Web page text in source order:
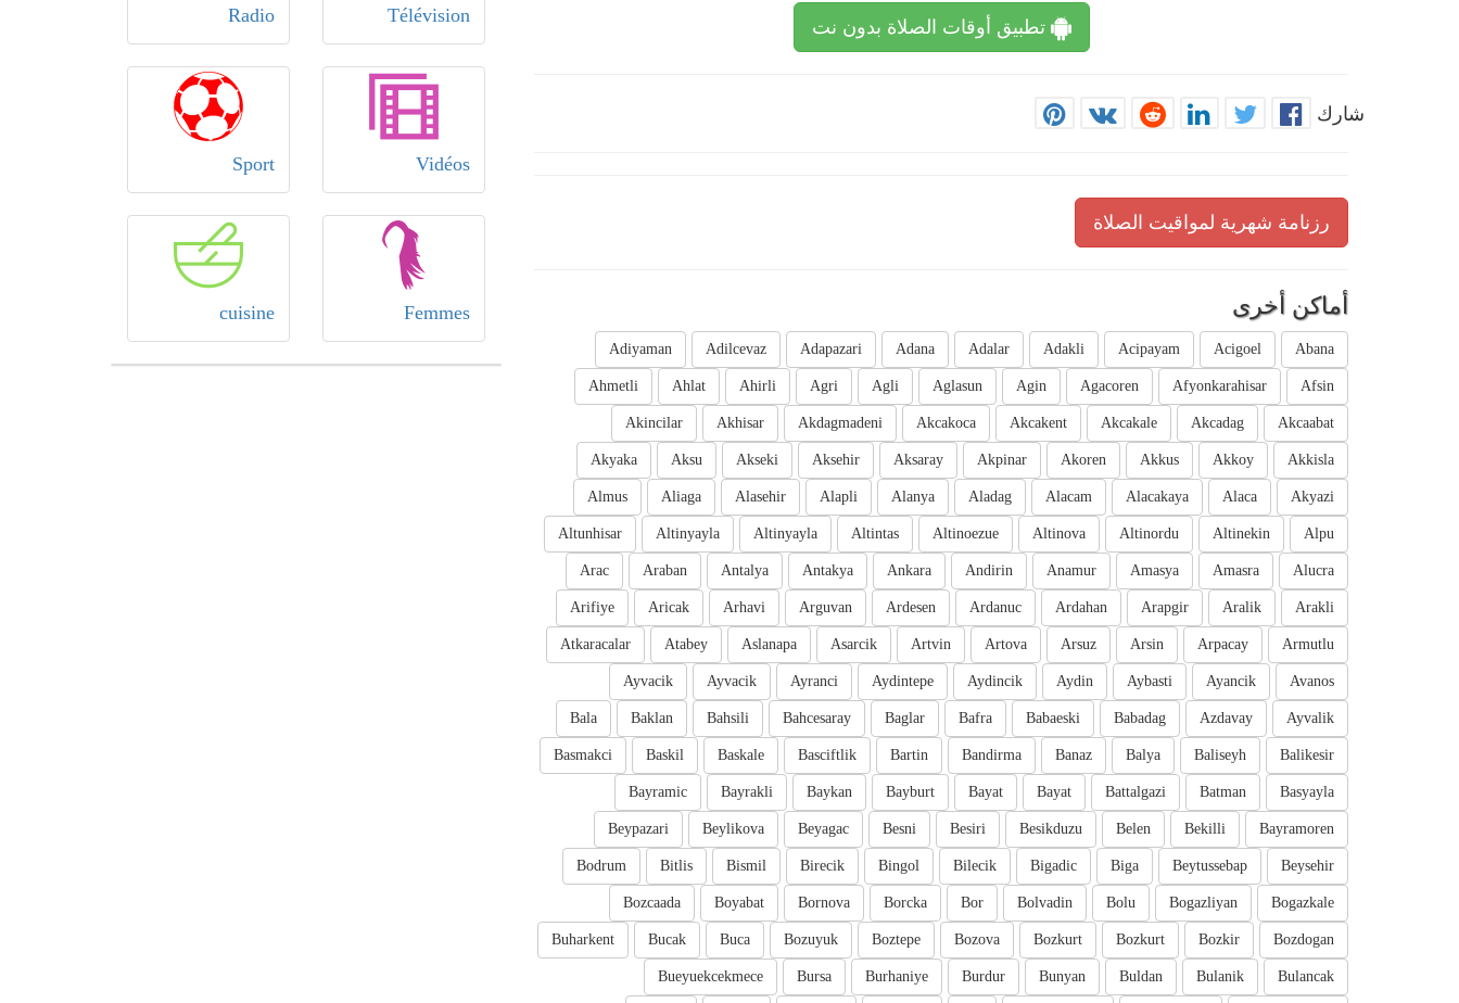
تطبيق أوقات الصلاة بدون نت
شارك
رزنامة شهرية لمواقيت الصلاة
أماكن أخرى
Abana
Acigoel
Acipayam
Adakli
Adalar
Adana
Adapazari
Adilcevaz
Adiyaman
Afsin
Afyonkarahisar
Agacoren
Agin
Aglasun
Agli
Agri
Ahirli
Ahlat
Ahmetli
Akcaabat
Akcadag
Akcakale
Akcakent
Akcakoca
Akdagmadeni
Akhisar
Akincilar
Akkisla
Akkoy
Akkus
Akoren
Akpinar
Aksaray
Aksehir
Akseki
Aksu
Akyaka
Akyazi
Alaca
Alacakaya
Alacam
Aladag
Alanya
Alapli
Alasehir
Aliaga
Almus
Alpu
Altinekin
Altinordu
Altinova
Altinoezue
Altintas
Altinyayla
Altinyayla
Altunhisar
Alucra
Amasra
Amasya
Anamur
Andirin
Ankara
Antakya
Antalya
Araban
Arac
Arakli
Aralik
Arapgir
Ardahan
Ardanuc
Ardesen
Arguvan
Arhavi
Aricak
Arifiye
Armutlu
Arpacay
Arsin
Arsuz
Artova
Artvin
Asarcik
Aslanapa
Atabey
Atkaracalar
Avanos
Ayancik
Aybasti
Aydin
Aydincik
Aydintepe
Ayranci
Ayvacik
Ayvacik
Ayvalik
Azdavay
Babadag
Babaeski
Bafra
Baglar
Bahcesaray
Bahsili
Baklan
Bala
Balikesir
Baliseyh
Balya
Banaz
Bandirma
Bartin
Basciftlik
Baskale
Baskil
Basmakci
Basyayla
Batman
Battalgazi
Bayat
Bayat
Bayburt
Baykan
Bayrakli
Bayramic
Bayramoren
Bekilli
Belen
Besikduzu
Besiri
Besni
Beyagac
Beylikova
Beypazari
Beysehir
Beytussebap
Biga
Bigadic
Bilecik
Bingol
Birecik
Bismil
Bitlis
Bodrum
Bogazkale
Bogazliyan
Bolu
Bolvadin
Bor
Borcka
Bornova
Boyabat
Bozcaada
Bozdogan
Bozkir
Bozkurt
Bozkurt
Bozova
Boztepe
Bozuyuk
Buca
Bucak
Buharkent
Bulancak
Bulanik
Buldan
Bunyan
Burdur
Burhaniye
Bursa
Bueyuekcekmece
Télévision
Radio
Vidéos
Sport
Femmes
cuisine